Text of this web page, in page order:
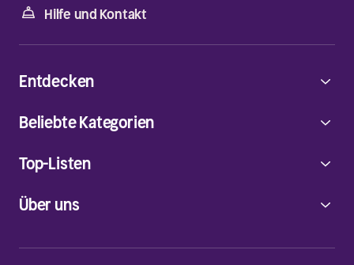
Hilfe und Kontakt
Über uns
Entdecken
Beliebte Kategorien
Top-Listen